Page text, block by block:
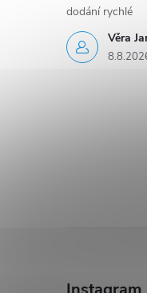
Věra
dodání rychlé